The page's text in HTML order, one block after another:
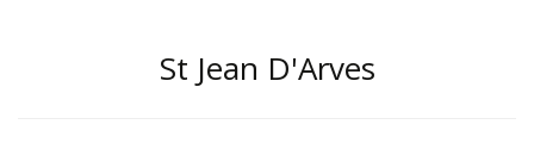
St Jean D'Arves